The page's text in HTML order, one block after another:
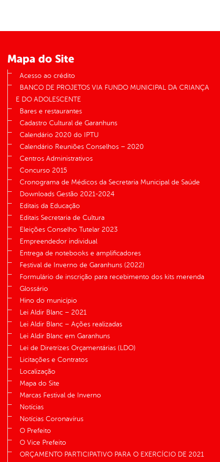
Mapa do Site
Acesso ao crédito
BANCO DE PROJETOS VIA FUNDO MUNICIPAL DA CRIANÇA
E DO ADOLESCENTE
Bares e restaurantes
Cadastro Cultural de Garanhuns
Calendário 2020 do IPTU
Calendário Reuniões Conselhos – 2020
Centros Administrativos
Concurso 2015
Cronograma de Médicos da Secretaria Municipal de Saúde
Downloads Gestão 2021-2024
Editais da Educação
Editais Secretaria de Cultura
Eleições Conselho Tutelar 2023
Empreendedor individual
Entrega de notebooks e amplificadores
Festival de Inverno de Garanhuns (2022)
Formulário de inscrição para recebimento dos kits merenda
Glossário
Hino do município
Lei Aldir Blanc – 2021
Lei Aldir Blanc – Ações realizadas
Lei Aldir Blanc em Garanhuns
Lei de Diretrizes Orçamentárias (LDO)
Licitações e Contratos
Localização
Mapa do Site
Marcas Festival de Inverno
Notícias
Notícias Coronavírus
O Prefeito
O Vice Prefeito
ORÇAMENTO PARTICIPATIVO PARA O EXERCÍCIO DE 2021